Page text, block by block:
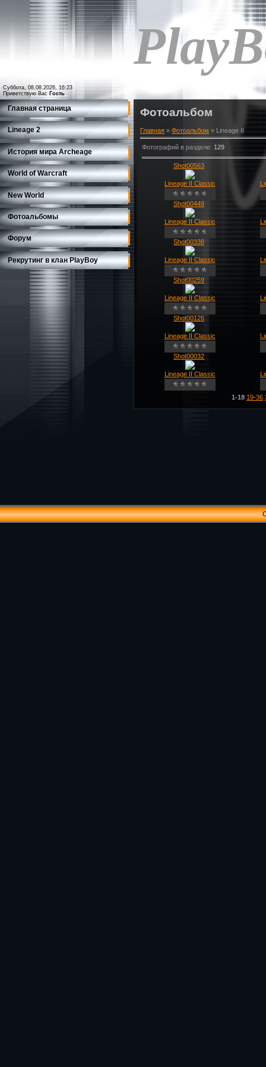
Суббота, 08.08.2026, 16:23
Приветствую Вас Гость
Главная страница
Lineage 2
История мира Archeage
World of Warcraft
New World
Фотоальбомы
Форум
Рекрутинг в клан PlayBoy
Фотоальбом
Главная » Фотоальбом » Lineage II
Фотографий в разделе: 129
Shot00563
Lineage II Classic
Shot00449
Lineage II Classic
Shot00338
Lineage II Classic
Shot00259
Lineage II Classic
Shot00126
Lineage II Classic
Shot00032
Lineage II Classic
1-18 19-36